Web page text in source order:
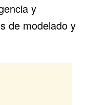
y
de modelado y